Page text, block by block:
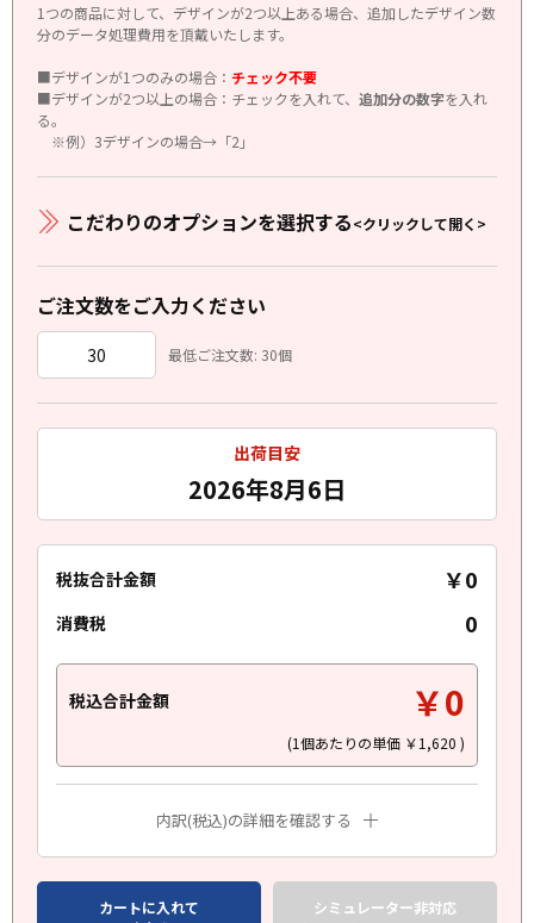
1つの商品に対して、デザインが2つ以上ある場合、追加したデザイン数
分のデータ処理費用を頂戴いたします。
■デザインが1つのみの場合： チェック不要
■デザインが2つ以上の場合：チェックを入れて、 追加分の数字を入れ
る。
※例）3デザインの場合→「2」
こだわりのオプションを選択する<クリックして開く>
ご注文数をご入力ください
最低ご注文数: 30個
出荷目安
2026年8月6日
税抜合計金額 ￥0
消費税 0
税込合計金額 ￥0
(1個あたりの単価 ￥1,620 )
内訳(税込)の詳細を確認する
カートに入れて
シミュレーター非対応